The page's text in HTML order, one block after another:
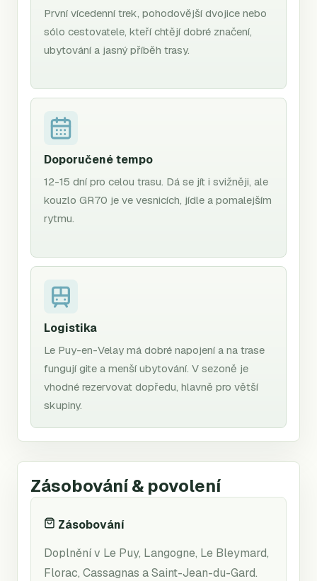
První vícedenní trek, pohodovější dvojice nebo
sólo cestovatele, kteří chtějí dobré značení,
ubytování a jasný příběh trasy.
Doporučené tempo
12-15 dní pro celou trasu. Dá se jít i svižněji, ale
kouzlo GR70 je ve vesnicích, jídle a pomalejším
rytmu.
Logistika
Le Puy-en-Velay má dobré napojení a na trase
fungují gite a menší ubytování. V sezoně je
vhodné rezervovat dopředu, hlavně pro větší
skupiny.
Zásobování & povolení
Zásobování
Doplnění v Le Puy, Langogne, Le Bleymard,
Florac, Cassagnas a Saint-Jean-du-Gard.